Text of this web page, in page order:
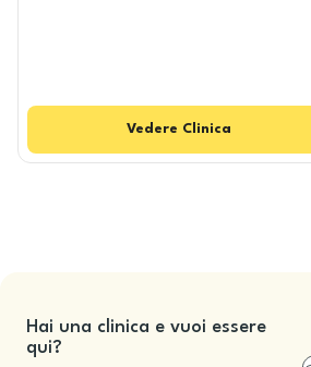
Vedere Clinica
Hai una clinica e vuoi essere
qui?